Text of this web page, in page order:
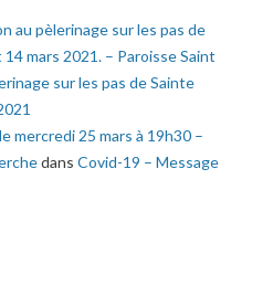
au pèlerinage sur les pas de
mars 2021. – Paroisse Saint
sur les pas de Sainte
mercredi 25 mars à 19h30 –
dans Covid-19 – Message